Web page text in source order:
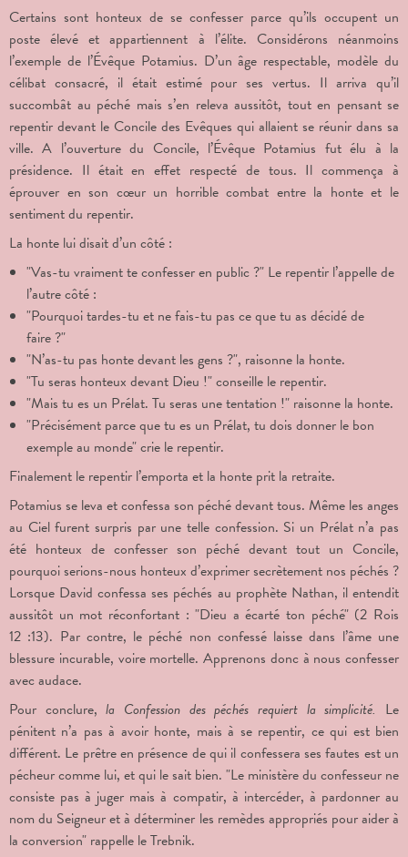
Certains sont honteux de se confesser parce qu’ils occupent un
poste élevé et appartiennent à l’élite. Considérons néanmoins
l’exemple de l’Évêque Potamius. D’un âge respectable, modèle du
célibat consacré, il était estimé pour ses vertus. Il arriva qu’il
succombât au péché mais s’en releva aussitôt, tout en pensant se
repentir devant le Concile des Evêques qui allaient se réunir dans sa
ville. A l’ouverture du Concile, l’Évêque Potamius fut élu à la
présidence. Il était en effet respecté de tous. Il commença à
éprouver en son cœur un horrible combat entre la honte et le
sentiment du repentir.
La honte lui disait d’un côté :
"Vas-tu vraiment te confesser en public ?" Le repentir l’appelle de
l’autre côté :
"Pourquoi tardes-tu et ne fais-tu pas ce que tu as décidé de
faire ?"
"N’as-tu pas honte devant les gens ?", raisonne la honte.
"Tu seras honteux devant Dieu !" conseille le repentir.
"Mais tu es un Prélat. Tu seras une tentation !" raisonne la honte.
"Précisément parce que tu es un Prélat, tu dois donner le bon
exemple au monde" crie le repentir.
Finalement le repentir l’emporta et la honte prit la retraite.
Potamius se leva et confessa son péché devant tous. Même les anges
au Ciel furent surpris par une telle confession. Si un Prélat n’a pas
été honteux de confesser son péché devant tout un Concile,
pourquoi serions-nous honteux d’exprimer secrètement nos péchés ?
Lorsque David confessa ses péchés au prophète Nathan, il entendit
aussitôt un mot réconfortant : "Dieu a écarté ton péché" (2 Rois
12 :13). Par contre, le péché non confessé laisse dans l’âme une
blessure incurable, voire mortelle. Apprenons donc à nous confesser
avec audace.
Pour conclure,la Confession des péchés requiert la simplicité. Le
pénitent n’a pas à avoir honte, mais à se repentir, ce qui est bien
différent. Le prêtre en présence de qui il confessera ses fautes est un
pécheur comme lui, et qui le sait bien. "Le ministère du confesseur ne
consiste pas à juger mais à compatir, à intercéder, à pardonner au
nom du Seigneur et à déterminer les remèdes appropriés pour aider à
la conversion" rappelle le Trebnik.